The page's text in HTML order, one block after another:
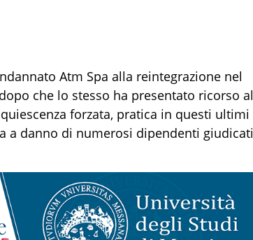
Atm Spa alla reintegrazione nel
che lo stesso ha presentato ricorso al
forzata, pratica in questi ultimi
a danno di numerosi dipendenti giudicati